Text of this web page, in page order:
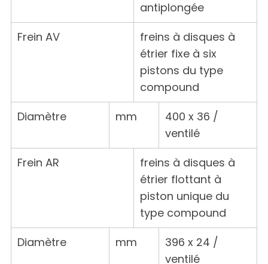
antiplongée
Frein AV
freins à disques à
étrier fixe à six
pistons du type
compound
Diamètre
mm
400 x 36 /
ventilé
Frein AR
freins à disques à
étrier flottant à
piston unique du
type compound
Diamètre
mm
396 x 24 /
ventilé